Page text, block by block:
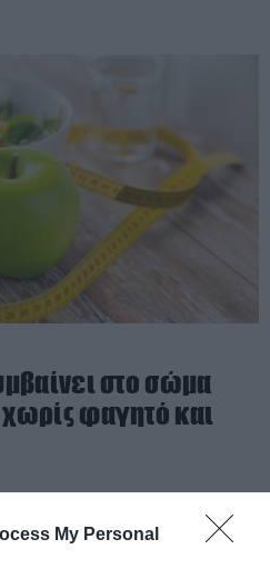
My Personal
στο σώμα
φαγητό και